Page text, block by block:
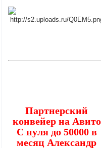
Партнерский
конвейер на Авито
С нуля до 50000 в
месяц Александр